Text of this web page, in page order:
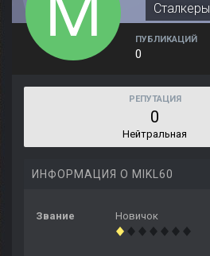
Сталкеры
ПУБЛИКАЦИЙ
0
РЕПУТАЦИЯ
0
Нейтральная
ИНФОРМАЦИЯ О MIKL60
Звание Новичок